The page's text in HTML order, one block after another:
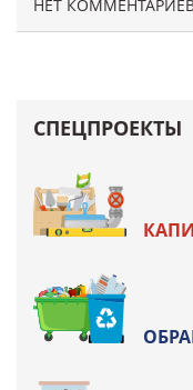
НЕТ
СПЕЦПРОЕКТЫ